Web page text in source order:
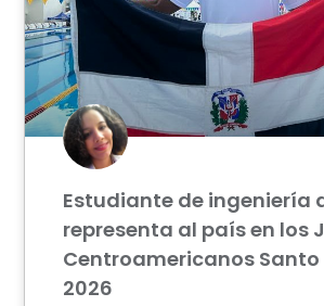
Estudiante de ingeniería
representa al país en los
Centroamericanos
2026